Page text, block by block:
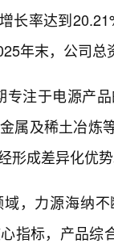
长率达到
年末，公司
注于电源产
属及稀土冶
形成差异化优
，力源海纳
指标，产品